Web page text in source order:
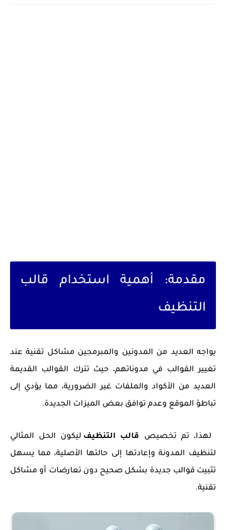
مقدمة: أهمية استخدام قالب
التنظيف
يواجه العديد من المدونين والمبرمجين مشاكل تقنية عند
تغيير القوالب في مدوناتهم، حيث تترك القوالب القديمة
العديد من الأكواد والملفات غير الضرورية، مما يؤدي إلى
تباطؤ الموقع وعدم توافق بعض الميزات الجديدة.
لهذا، تم تخصيص قالب التنظيف ليكون الحل المثالي
لتنظيف المدونة وإعادتها إلى حالتها الأصلية، مما يسهل
تثبيت قوالب جديدة بشكل صحيح دون تعارضات أو مشاكل
تقنية.